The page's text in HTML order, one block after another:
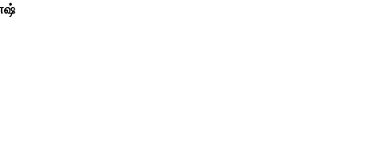
கணேஷ்
ஆனந்த்
– சுராஜ்.